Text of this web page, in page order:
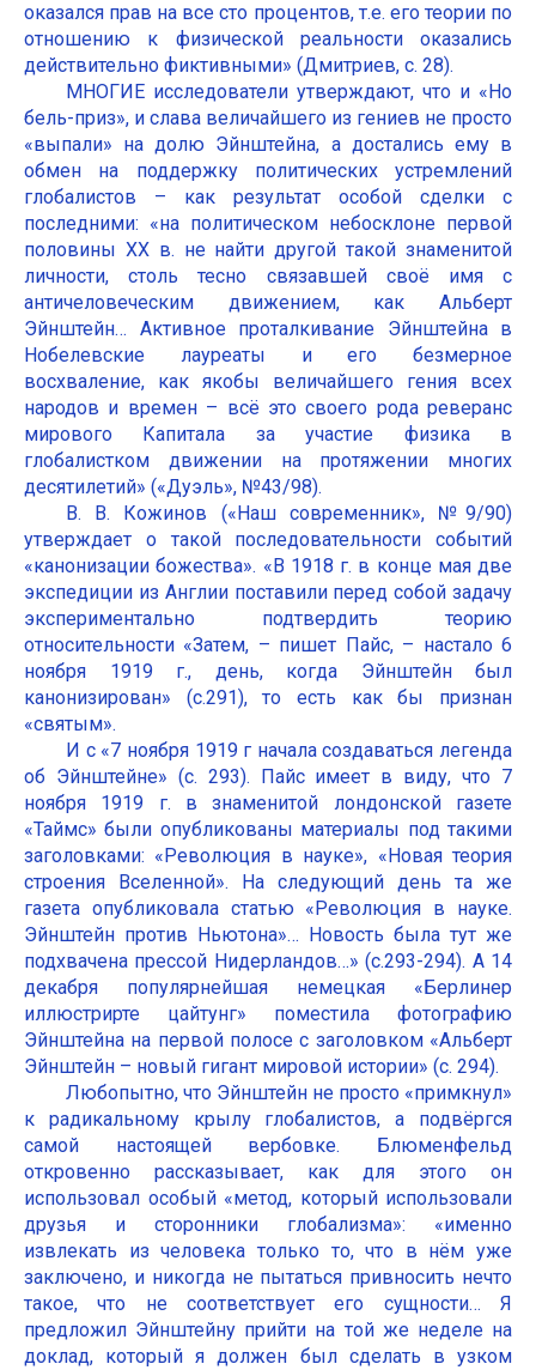
оказался прав на все сто процентов, т.е. его теории по
отношению к физической реальности оказались
действительно фиктивными» (Дмитриев, с. 28).
МНОГИЕ исследователи утверждают, что и «Но
бель-приз», и слава величайшего из гениев не просто
«выпали» на долю Эйнштейна, а достались ему в
обмен на поддержку политических устремлений
глобалистов – как результат особой сделки с
последними: «на политическом небосклоне первой
половины XX в. не найти другой такой знаменитой
личности, столь тесно связавшей своё имя с
античеловеческим движением, как Альберт
Эйнштейн… Активное проталкивание Эйнштейна в
Нобелевские лауреаты и его безмерное
восхваление, как якобы величайшего гения всех
народов и времен – всё это своего рода реверанс
мирового Капитала за участие физика в
глобалистком движении на протяжении многих
десятилетий» («Дуэль», №43/98).
В. В. Кожинов («Наш современник», №9/90)
утверждает о такой последовательности событий
«канонизации божества». «В 1918 г. в конце мая две
экспедиции из Англии поставили перед собой задачу
экспериментально подтвердить теорию
относительности «Затем, – пишет Пайс, – настало 6
ноября 1919 г., день, когда Эйнштейн был
канонизирован» (с.291), то есть как бы признан
«святым».
И с «7 ноября 1919 г начала создаваться легенда
об Эйнштейне» (с. 293). Пайс имеет в виду, что 7
ноября 1919 г. в знаменитой лондонской газете
«Таймс» были опубликованы материалы под такими
заголовками: «Революция в науке», «Новая теория
строения Вселенной». На следующий день та же
газета опубликовала статью «Революция в науке.
Эйнштейн против Ньютона»… Новость была тут же
подхвачена прессой Нидерландов…» (с.293-294). А 14
декабря популярнейшая немецкая «Берлинер
иллюстрирте цайтунг» поместила фотографию
Эйнштейна на первой полосе с заголовком «Альберт
Эйнштейн – новый гигант мировой истории» (с. 294).
Любопытно, что Эйнштейн не просто «примкнул»
к радикальному крылу глобалистов, а подвёргся
самой настоящей вербовке. Блюменфельд
откровенно рассказывает, как для этого он
использовал особый «метод, который использовали
друзья и сторонники глобализма»: «именно
извлекать из человека только то, что в нём уже
заключено, и никогда не пытаться привносить нечто
такое, что не соответствует его сущности… Я
предложил Эйнштейну прийти на той же неделе на
доклад, который я должен был сделать в узком